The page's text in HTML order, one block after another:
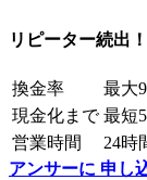
リピーター続出
換金率
最大
現金化まで 最短
営業時間
24時
アンサーに 申し